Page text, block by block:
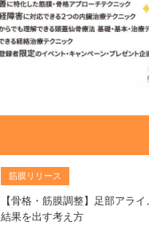
筋膜リリース
【骨格・筋膜調整】足部アラ
結果を出す考え方